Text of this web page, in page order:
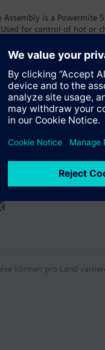
Assembly is a Powermite
for control of hot or
Daten
können pro Land